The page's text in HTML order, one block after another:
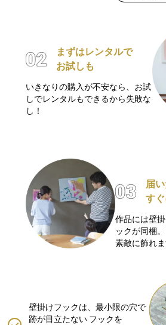
まずはレンタルで
お試しも
いきなりの購入が不安なら、お試
しでレンタルもできるから失敗な
し！
届
す
作品には壁
ックが同梱
素敵に飾れま
壁掛けフックは、最小限の穴で
跡が目立たない フックを